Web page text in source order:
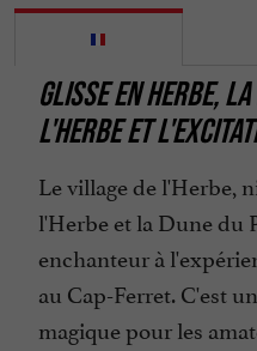
GLISSE EN HERBE,
L'HERBE ET
Le village de l'Herbe,
l'Herbe et la Dune du
enchanteur à
au Cap-Ferret. C'est
magique pour les